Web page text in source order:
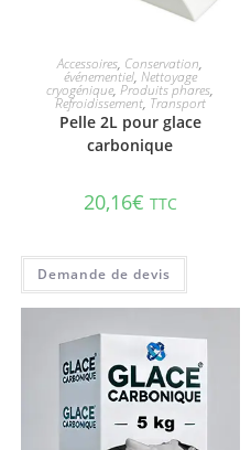
AJOUTER AU PANIER
Accessoires, Conservation,
événementiel, Nettoyage
cryogénique,Produits phares,
Refroidissement, Transport
Pelle 2L pour glace
carbonique
20,16€ TTC